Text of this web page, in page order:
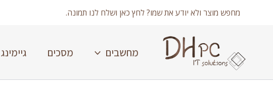
מחפש מוצר ולא יודע את שמו? לחץ כאן ושלח לנו תמונה.
מחשבים מסכים גיימינג